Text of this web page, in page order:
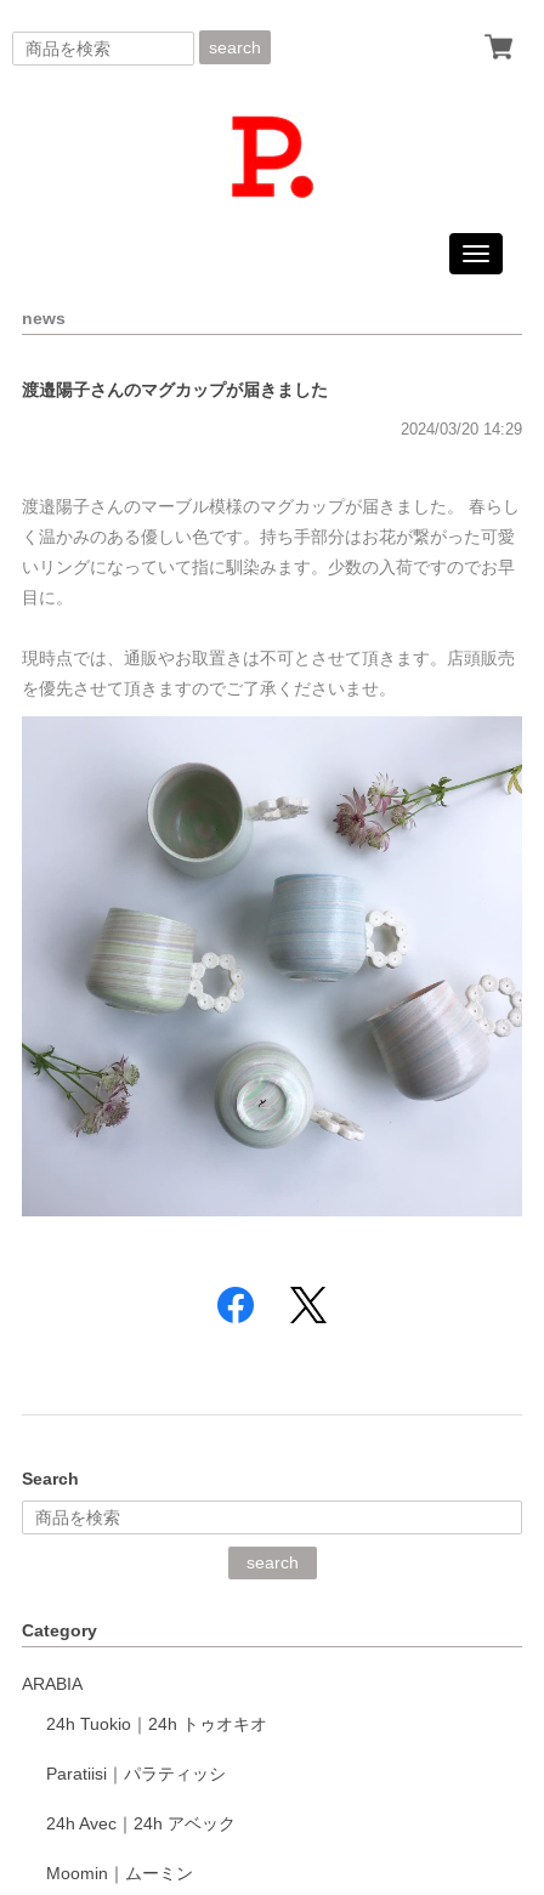
search
Toggle
news
渡邉陽子さんのマグカップが届きました
2024/03/20 14:29
渡邉陽子さんのマーブル模様のマグカップが届きました。 春らし
く温かみのある優しい色です。持ち手部分はお花が繋がった可愛
いリングになっていて指に馴染みます。少数の入荷ですのでお早
目に。
現時点では、通販やお取置きは不可とさせて頂きます。店頭販売
を優先させて頂きますのでご了承くださいませ。
Search
search
Category
ARABIA
24h Tuokio｜24h トゥオキオ
Paratiisi｜パラティッシ
24h Avec｜24h アベック
Moomin｜ムーミン